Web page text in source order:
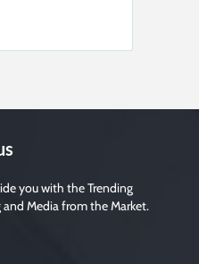
you with the Trending
and Media from the Market.